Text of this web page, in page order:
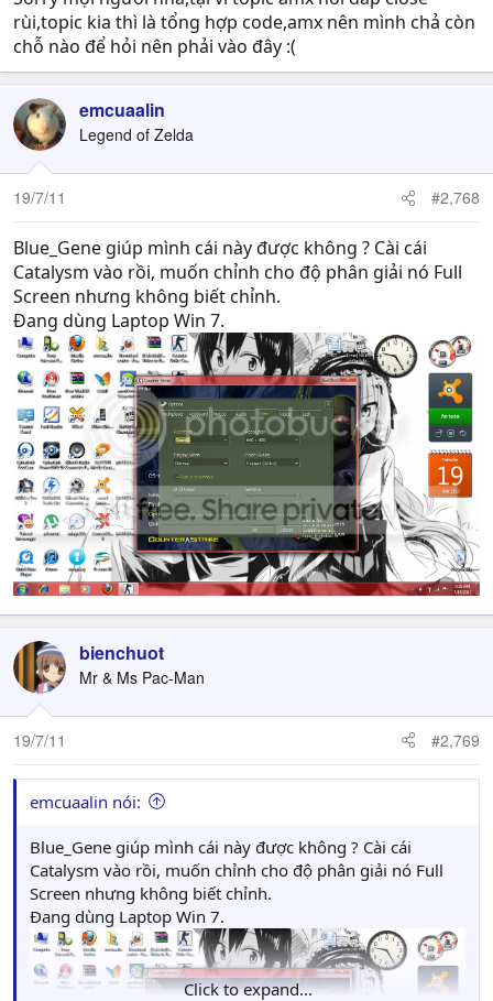
rùi,topic kia thì là tổng hợp code,amx nên mình chả còn
chỗ nào để hỏi nên phải vào đây :(
emcuaalin
Legend of Zelda
19/7/11 #2,768
Blue_Gene giúp mình cái này được không ? Cài cái
Catalysm vào rồi, muốn chỉnh cho độ phân giải nó Full
Screen nhưng không biết chỉnh.
Đang dùng Laptop Win 7.
bienchuot
Mr & Ms Pac-Man
19/7/11 #2,769
emcuaalin nói:
Blue_Gene giúp mình cái này được không ? Cài cái
Catalysm vào rồi, muốn chỉnh cho độ phân giải nó Full
Screen nhưng không biết chỉnh.
Đang dùng Laptop Win 7.
Click to expand...